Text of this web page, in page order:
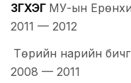
ЗГХЭГ МУ-ын
2011 — 2012
Төрийн нарийн
2008 — 2011